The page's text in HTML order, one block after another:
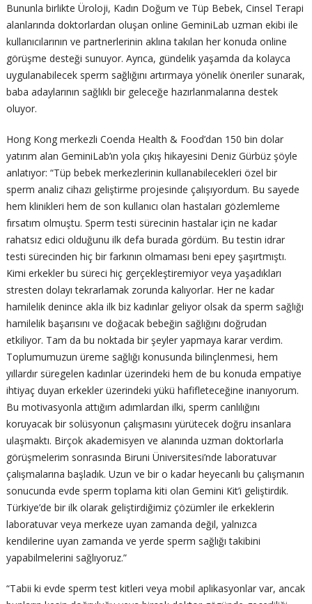
Bununla birlikte Üroloji, Kadın Doğum ve Tüp Bebek, Cinsel Terapi
alanlarında doktorlardan oluşan online GeminiLab uzman ekibi ile
kullanıcılarının ve partnerlerinin aklına takılan her konuda online
görüşme desteği sunuyor. Ayrıca, gündelik yaşamda da kolayca
uygulanabilecek sperm sağlığını artırmaya yönelik öneriler sunarak,
baba adaylarının sağlıklı bir geleceğe hazırlanmalarına destek
oluyor.
Hong Kong merkezli Coenda Health & Food’dan 150 bin dolar
yatırım alan GeminiLab’ın yola çıkış hikayesini Deniz Gürbüz şöyle
anlatıyor: “Tüp bebek merkezlerinin kullanabilecekleri özel bir
sperm analiz cihazı geliştirme projesinde çalışıyordum. Bu sayede
hem klinikleri hem de son kullanıcı olan hastaları gözlemleme
fırsatım olmuştu. Sperm testi sürecinin hastalar için ne kadar
rahatsız edici olduğunu ilk defa burada gördüm. Bu testin idrar
testi sürecinden hiç bir farkının olmaması beni epey şaşırtmıştı.
Kimi erkekler bu süreci hiç gerçekleştiremiyor veya yaşadıkları
stresten dolayı tekrarlamak zorunda kalıyorlar. Her ne kadar
hamilelik denince akla ilk biz kadınlar geliyor olsak da sperm sağlığı
hamilelik başarısını ve doğacak bebeğin sağlığını doğrudan
etkiliyor. Tam da bu noktada bir şeyler yapmaya karar verdim.
Toplumumuzun üreme sağlığı konusunda bilinçlenmesi, hem
yıllardır süregelen kadınlar üzerindeki hem de bu konuda empatiye
ihtiyaç duyan erkekler üzerindeki yükü hafifleteceğine inanıyorum.
Bu motivasyonla attığım adımlardan ilki, sperm canlılığını
koruyacak bir solüsyonun çalışmasını yürütecek doğru insanlara
ulaşmaktı. Birçok akademisyen ve alanında uzman doktorlarla
görüşmelerim sonrasında Biruni Üniversitesi’nde laboratuvar
çalışmalarına başladık. Uzun ve bir o kadar heyecanlı bu çalışmanın
sonucunda evde sperm toplama kiti olan Gemini Kit’i geliştirdik.
Türkiye’de bir ilk olarak geliştirdiğimiz çözümler ile erkeklerin
laboratuvar veya merkeze uyan zamanda değil, yalnızca
kendilerine uyan zamanda ve yerde sperm sağlığı takibini
yapabilmelerini sağlıyoruz.”
“Tabii ki evde sperm test kitleri veya mobil aplikasyonlar var, ancak